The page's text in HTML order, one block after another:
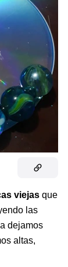
viejas que
las
dejamos
altas,